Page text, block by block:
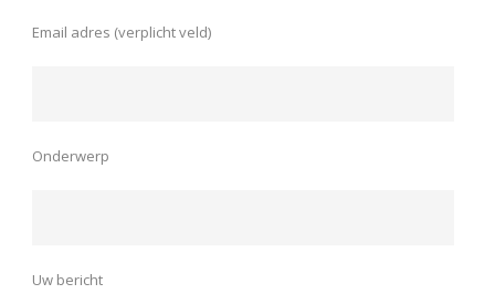
Email adres (verplicht veld)
Onderwerp
Uw bericht